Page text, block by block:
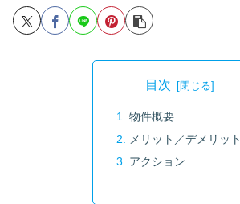
目次
物件概要
メリット／デメリット
アクション